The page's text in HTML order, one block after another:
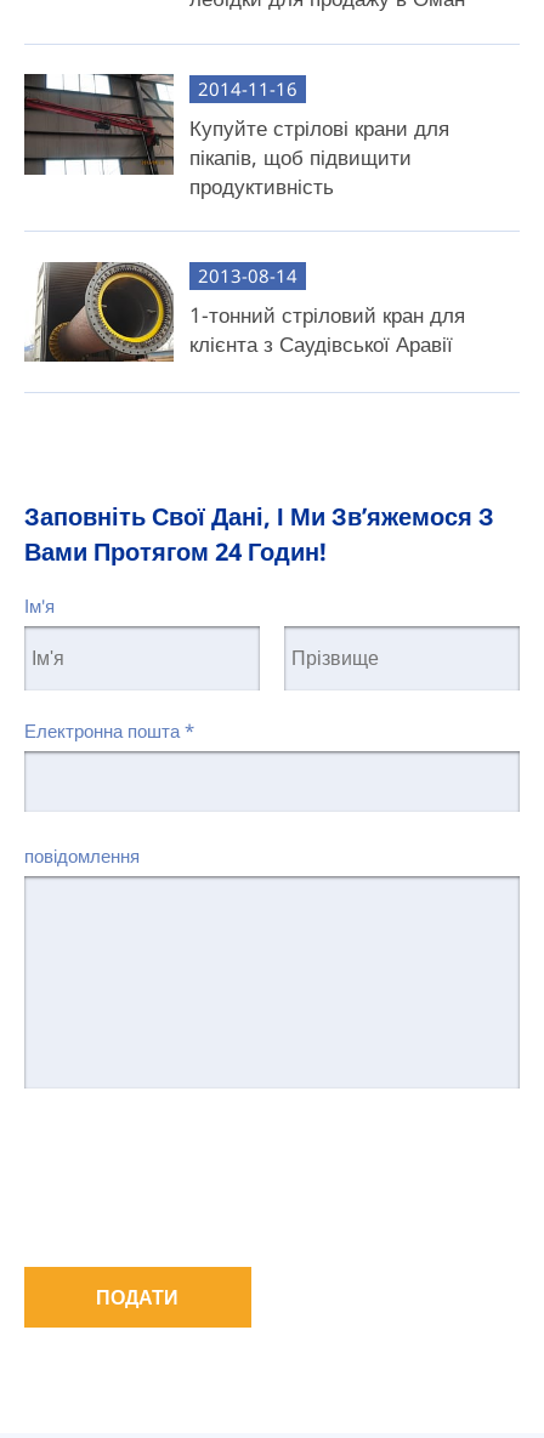
2014-11-16
Купуйте стрілові крани для
пікапів, щоб підвищити
продуктивність
2013-08-14
1-тонний стріловий кран для
клієнта з Саудівської Аравії
Заповніть Свої Дані, І Ми Зв’яжемося З
Вами Протягом 24 Годин!
Ім'я
Електронна пошта *
повідомлення
ПОДАТИ